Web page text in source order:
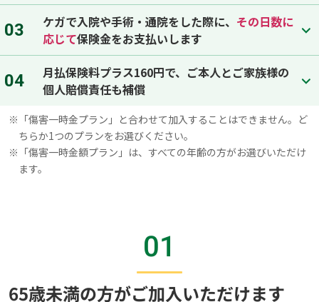
03 ケガで入院や手術・通院をした際に、 その日数に
応じて保険金をお支払いします
04
月払保険料プラス160円で、ご本人とご家族様の
個人賠償責任も補償
※ 「傷害一時金プラン」と合わせて加入することはできません。ど
ちらか1つのプランをお選びください。
※ 「傷害一時金額プラン」は、すべての年齢の方がお選びいただけ
ます。
01
65歳未満の方がご加入いただけます